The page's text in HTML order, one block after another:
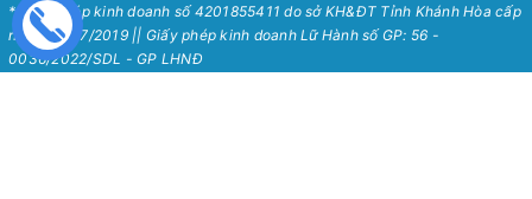
* Giấy phép kinh doanh số 4201855411 do sở KH&ĐT Tỉnh Khánh Hòa cấp
ngày 24/07/2019 || Giấy phép kinh doanh Lữ Hành số GP: 56 -
0036/2022/SDL - GP LHNĐ